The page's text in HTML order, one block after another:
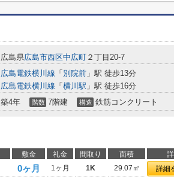
広島県広島市西区中広町 ２丁目20-7
広島電鉄横川線 「 別院前 」駅 徒歩13分
広島電鉄横川線 「 横川駅 」駅 徒歩16分
築4年 階数 7階建 構造 鉄筋コンクリート
敷金 礼金 間取り 面積
0ヶ月 1ヶ月 1K 29.07㎡ 詳細